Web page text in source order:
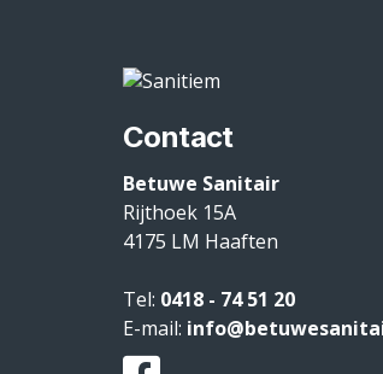
Contact
Betuwe Sanitair
Rijthoek 15A
4175 LM Haaften
Tel: 0418 - 74 51 20
E-mail: